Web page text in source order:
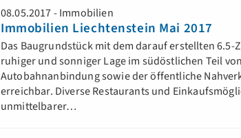
08.05.2017 - Immobilien
Immobilien Liechtenstein Mai 2017
Das Baugrundstück mit dem darauf erstellten
ruhiger und sonniger Lage im südöstlichen Teil
Autobahnanbindung sowie der öffentliche
erreichbar. Diverse Restaurants und
unmittelbarer…